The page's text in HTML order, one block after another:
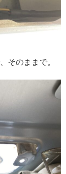
そのままで。